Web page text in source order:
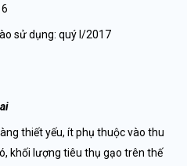
sử dụng: quý I/2017
thiết yếu, ít phụ thuộc vào thu
khối lượng tiêu thụ gạo trên thế